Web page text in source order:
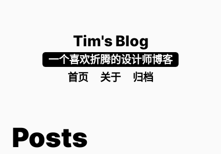
Tim's Blog
一个喜欢折腾的设计师博客
首页
关于 归档
Posts